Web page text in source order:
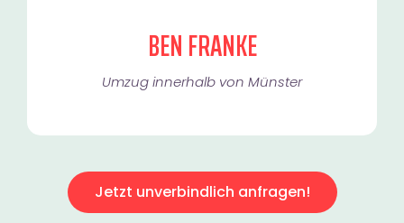
BEN FRANKE
Umzug innerhalb von Münster​
Jetzt unverbindlich anfragen!